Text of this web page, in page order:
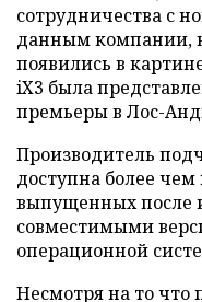
сотрудничества с
данным компании,
появились в
iX3 была
премьеры в Лос-
Производитель
доступна более чем
выпущенных после
совместимыми
операционной
Несмотря на то что